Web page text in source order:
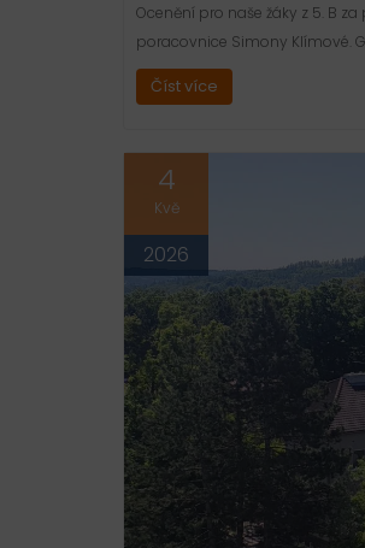
Ocenění pro naše žáky z 5. B
poracovnice Simony Klímové.
Číst více
4
Kvě
2026